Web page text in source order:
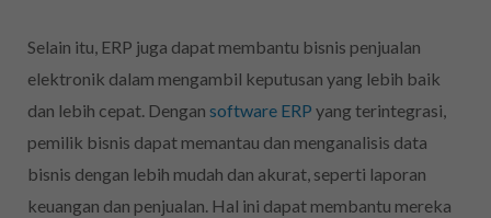
Selain itu, ERP juga dapat membantu bisnis penjualan
elektronik dalam mengambil keputusan yang lebih baik
dan lebih cepat. Dengan software ERP yang terintegrasi,
pemilik bisnis dapat memantau dan menganalisis data
bisnis dengan lebih mudah dan akurat, seperti laporan
keuangan dan penjualan. Hal ini dapat membantu mereka